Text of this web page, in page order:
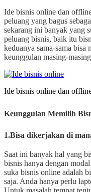
Ide bisnis online dan
peluang yang bagus
sekarang ini banyak yang
peluang bisnis, baik itu
keduanya sama-sama
keunggulan masing-
Ide bisnis online dan
Keunggulan Memilih
1.Bisa dikerjakan di
Saat ini banyak hal yang
bisnis hanya dengan
suka bisnis online adalah
saja. Anda hanya perlu
Untuk masalah tempat